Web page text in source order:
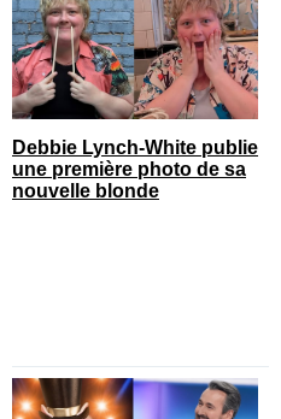
Debbie Lynch-White publie
une première photo de sa
nouvelle blonde